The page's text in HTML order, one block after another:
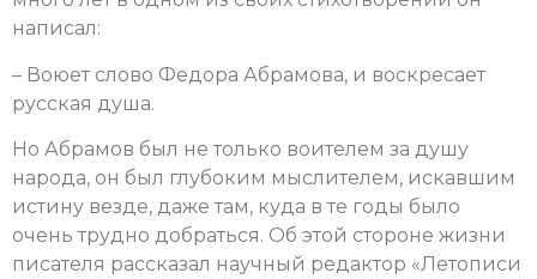
написал:
– Воюет слово Федора Абрамова, и воскресает
русская душа.
Но Абрамов был не только воителем за душу
народа, он был глубоким мыслителем, искавшим
истину везде, даже там, куда в те годы было
очень трудно добраться. Об этой стороне жизни
писателя рассказал научный редактор «Летописи